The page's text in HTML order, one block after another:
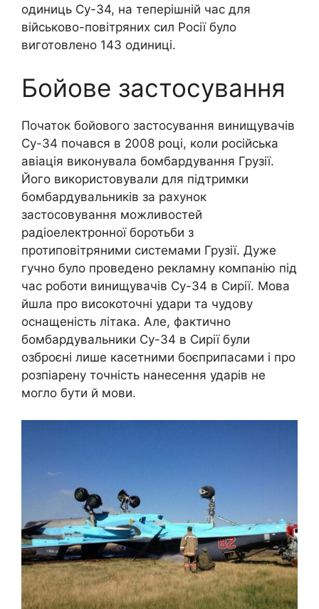
одиниць Су-34, на теперішній час для
військово-повітряних сил Росії було
виготовлено 143 одиниці.
Бойове застосування
Початок бойового застосування винищувачів
Су-34 почався в 2008 році, коли російська
авіація виконувала бомбардування Грузії.
Його використовували для підтримки
бомбардувальників за рахунок
застосовування можливостей
радіоелектронної боротьби з
протиповітряними системами Грузії. Дуже
гучно було проведено рекламну компанію під
час роботи винищувачів Су-34 в Сирії. Мова
йшла про високоточні удари та чудову
оснащеність літака. Але, фактично
бомбардувальники Су-34 в Сирії були
озброєні лише касетними боєприпасами і про
розпіарену точність нанесення ударів не
могло бути й мови.